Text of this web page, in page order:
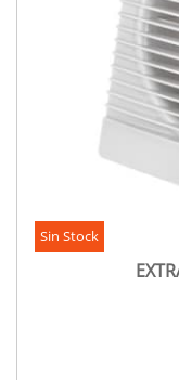
Sin Stock